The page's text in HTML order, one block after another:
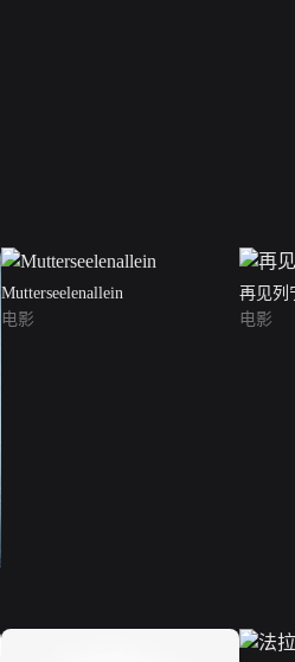
Mutterseelenallein
电影
再见列
电影